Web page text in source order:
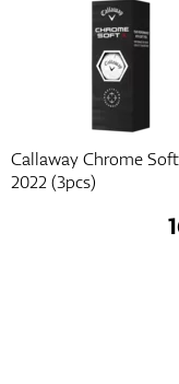
Callaway Supersoft
Golf Balls (3pcs)